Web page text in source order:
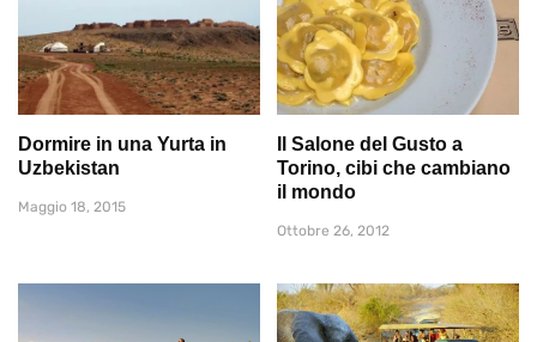
Dormire in una Yurta in
Uzbekistan
Maggio 18, 2015
Il Salone del Gusto a
Torino, cibi che cambiano
il mondo
Ottobre 26, 2012